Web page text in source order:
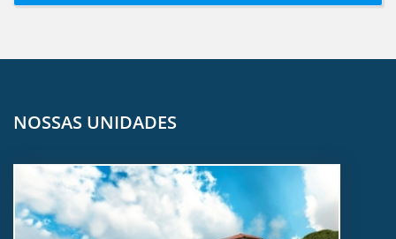
NOSSAS UNIDADES